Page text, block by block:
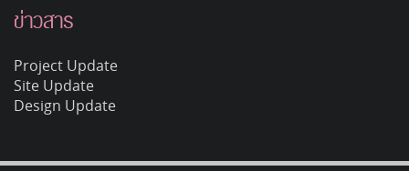
ข่าวสาร
Project Update
Site Update
Design Update